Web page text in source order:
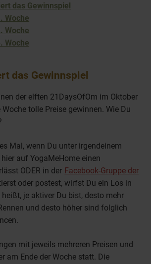
das Gewinnspiel
Woche
Woche
Woche
das Gewinnspiel
der elften 21DaysOfOm im Oktober
tolle Preise gewinnen. Wie Du
Mal, wenn Du unter irgendeinem
auf YogaMeHome einen
ODER in der Facebook-Gruppe der
oder postest, wirfst Du ein Los in
je aktiver Du bist, desto mehr
und desto höher sind folglich
mit jeweils mehreren Preisen und
am Ende der Woche statt. Die